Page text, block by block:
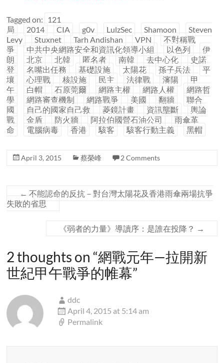
Tagged on:
121
局
2014 CIA g0v LulzSec Shamoon
Steven
Levy
Stuxnet Tarh Andishan VPN
不對稱戰
爭
中共中央網路安全和資訊化領導小組 以色列
伊
朗
北京 北韓 匿名者 南韓 去中心化
史諾
登
名嘴出任務 基礎設施 太陽花 孫子兵法
平
壤
心理戰 核設施 民主 法律戰 瀋陽
甲
午
白帽 石原莞爾 網路主權 網路人權
網路哲
學
網路審查機制 網路戰爭 美國 翻牆
聯合
國
自己的國家自己救 菱鏡計畫 資訊壟斷
輿論
戰
金盾 防火牆 阿拉伯國營石油公司
雨傘革
命
電腦病毒 香港 駭客 駭客行動主義 黑帽
April 3, 2015 蔡榮峰 2 Comments
← 不能認命的反抗－對台灣太陽花及香港雨傘兩場抗爭
失敗的省思
《弱者的力量》導讀序：是誰在投降？ →
2 thoughts on “網戰元年—拉開新
世紀甲午戰爭的帷幕”
ddc
April 4, 2015 at 5:14 am
Permalink